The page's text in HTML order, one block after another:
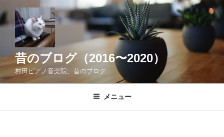
ン
テ
へ
ス
昔のブログ（2016〜2020）
村田ピアノ音楽院、昔のブログ
メニュー